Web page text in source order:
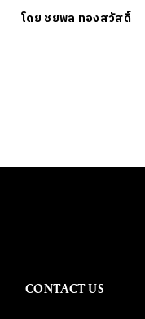
โดย ชยพล ทองสวัสดิ์
CONTACT US